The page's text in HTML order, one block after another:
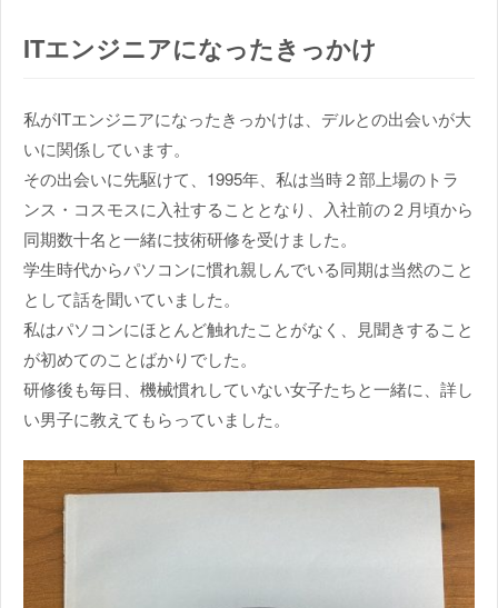
ITエンジニアになったきっかけ
私がITエンジニアになったきっかけは、デルとの出会いが大
いに関係しています。
その出会いに先駆けて、1995年、私は当時２部上場のトラ
ンス・コスモスに入社することとなり、入社前の２月頃から
同期数十名と一緒に技術研修を受けました。
学生時代からパソコンに慣れ親しんでいる同期は当然のこと
として話を聞いていました。
私はパソコンにほとんど触れたことがなく、見聞きすること
が初めてのことばかりでした。
研修後も毎日、機械慣れしていない女子たちと一緒に、詳し
い男子に教えてもらっていました。